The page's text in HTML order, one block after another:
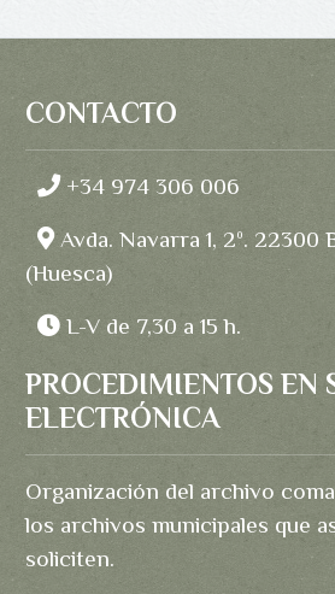
CONTACTO
+34 974 306 006
Avda. Navarra 1, 2º. 22300
(Huesca)
L-V de 7,30 a 15 h.
PROCEDIMIENTOS EN
ELECTRÓNICA
Organización del archivo
los archivos municipales que
soliciten.